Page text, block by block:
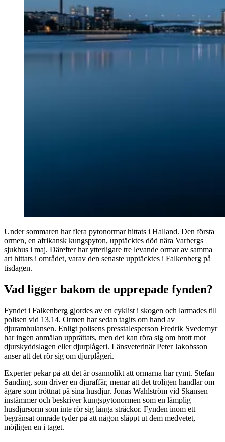
Under sommaren har flera pytonormar hittats i Halland. Den första
ormen, en afrikansk kungspyton, upptäcktes död nära Varbergs
sjukhus i maj. Därefter har ytterligare tre levande ormar av samma
art hittats i området, varav den senaste upptäcktes i Falkenberg på
tisdagen.
Vad ligger bakom de upprepade fynden?
Fyndet i Falkenberg gjordes av en cyklist i skogen och larmades till
polisen vid 13.14. Ormen har sedan tagits om hand av
djurambulansen. Enligt polisens presstalesperson Fredrik Svedemyr
har ingen anmälan upprättats, men det kan röra sig om brott mot
djurskyddslagen eller djurplågeri. Länsveterinär Peter Jakobsson
anser att det rör sig om djurplågeri.
Experter pekar på att det är osannolikt att ormarna har rymt. Stefan
Sanding, som driver en djuraffär, menar att det troligen handlar om
ägare som tröttnat på sina husdjur. Jonas Wahlström vid Skansen
instämmer och beskriver kungspytonormen som en lämplig
husdjursorm som inte rör sig långa sträckor. Fynden inom ett
begränsat område tyder på att någon släppt ut dem medvetet,
möjligen en i taget.